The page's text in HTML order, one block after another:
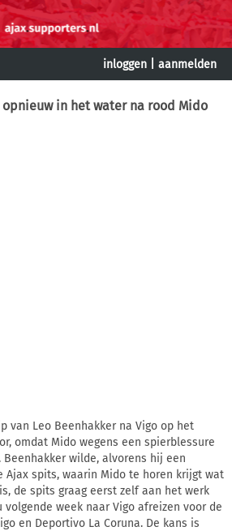
inloggen aanmelden
in het water na rood Mido
van Leo Beenhakker na Vigo op het
omdat Mido wegens een spierblessure
wilde, alvorens hij een
Ajax spits, waarin Mido te horen krijgt wat
de spits graag eerst zelf aan het werk
volgende week naar Vigo afreizen voor de
en Deportivo La Coruna. De kans is